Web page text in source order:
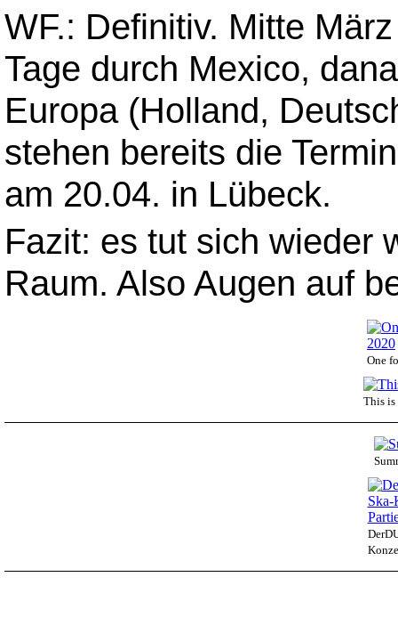
WF.: Definitiv. Mitte
Tage durch Mexico,
Europa (Holland,
stehen bereits die
am 20.04. in Lübeck.
Fazit: es tut sich wieder
Raum. Also Augen auf
One
This is